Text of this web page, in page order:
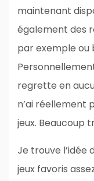
maintenant
également des
par exemple
regrette en
n’ai réellement
jeux. Beaucoup
Je trouve l’idée
jeux favoris